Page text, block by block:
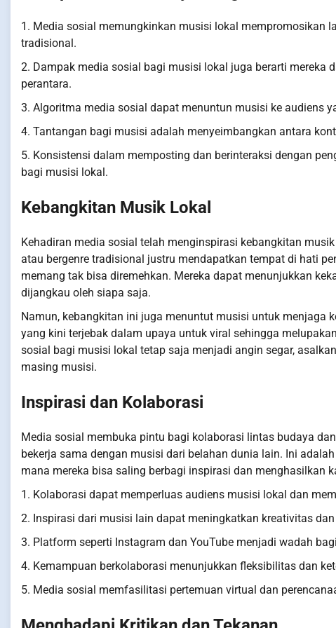
1. Media sosial memungkinkan musisi lokal mempromosikan
tradisional.
2. Dampak media sosial bagi musisi lokal juga berarti mereka
perantara.
3. Algoritma media sosial dapat menuntun musisi ke audiens
4. Tantangan bagi musisi adalah menyeimbangkan antara
5. Konsistensi dalam memposting dan berinteraksi dengan
bagi musisi lokal.
Kebangkitan Musik Lokal
Kehadiran media sosial telah menginspirasi kebangkitan
atau bergenre tradisional justru mendapatkan tempat di hati
memang tak bisa diremehkan. Mereka dapat menunjukkan
dijangkau oleh siapa saja.
Namun, kebangkitan ini juga menuntut musisi untuk menjaga
yang kini terjebak dalam upaya untuk viral sehingga
sosial bagi musisi lokal tetap saja menjadi angin segar,
masing musisi.
Inspirasi dan Kolaborasi
Media sosial membuka pintu bagi kolaborasi lintas budaya
bekerja sama dengan musisi dari belahan dunia lain. Ini
mana mereka bisa saling berbagi inspirasi dan menghasilkan
1. Kolaborasi dapat memperluas audiens musisi lokal dan
2. Inspirasi dari musisi lain dapat meningkatkan kreativitas
3. Platform seperti Instagram dan YouTube menjadi wadah
4. Kemampuan berkolaborasi menunjukkan fleksibilitas dan
5. Media sosial memfasilitasi pertemuan virtual dan